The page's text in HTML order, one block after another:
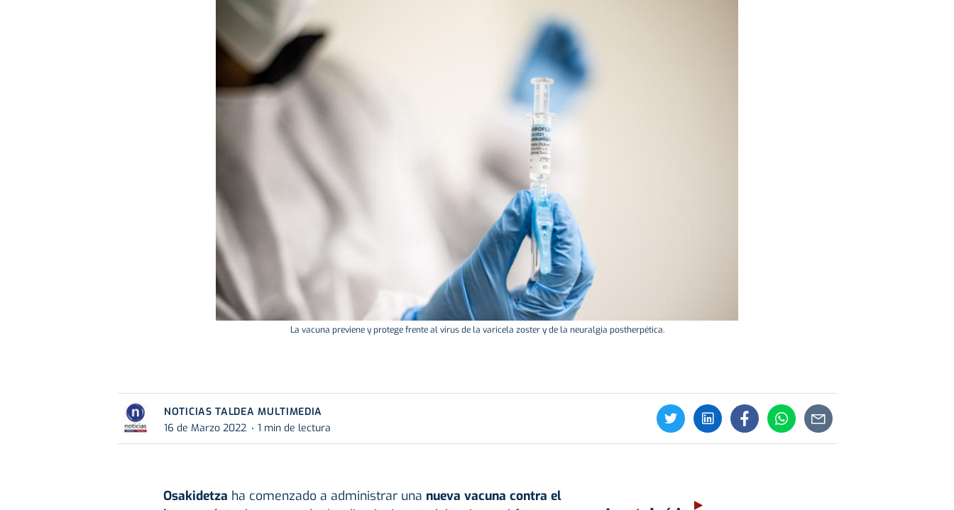
La vacuna previene y protege frente al virus de la varicela zoster y de la neuralgia postherpética.
NOTICIAS TALDEA MULTIMEDIA
16 de Marzo 2022
1 min de lectura
Osakidetza ha comenzado a administrar una nueva vacuna contra el